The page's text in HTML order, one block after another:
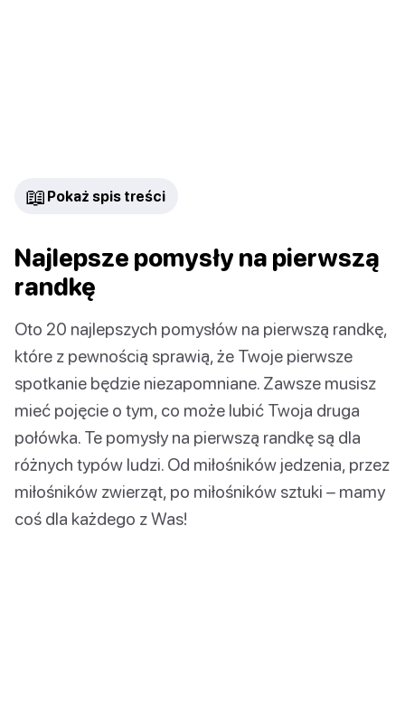
📖 Pokaż spis treści
Najlepsze pomysły na pierwszą
randkę
Oto 20 najlepszych pomysłów na pierwszą randkę,
które z pewnością sprawią, że Twoje pierwsze
spotkanie będzie niezapomniane. Zawsze musisz
mieć pojęcie o tym, co może lubić Twoja druga
połówka. Te pomysły na pierwszą randkę są dla
różnych typów ludzi. Od miłośników jedzenia, przez
miłośników zwierząt, po miłośników sztuki – mamy
coś dla każdego z Was!